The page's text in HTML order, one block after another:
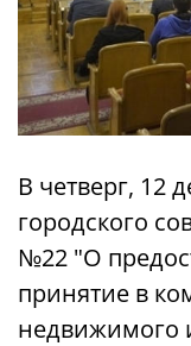
В четверг, 12
городского
№22 "О
принятие в
недвижимого